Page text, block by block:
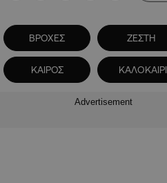
ΒΡΟΧΕΣ ΖΕΣΤΗ
ΚΑΙΡΟΣ ΚΑΛΟΚΑΙΡΙ
Advertisement